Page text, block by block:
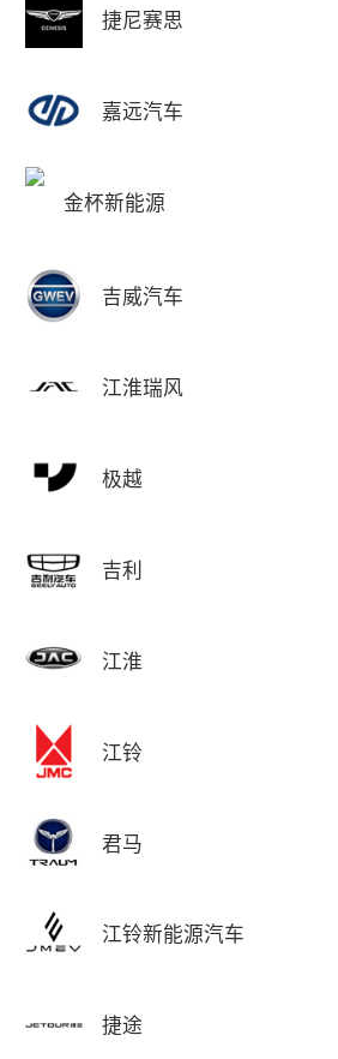
捷尼赛思
嘉远汽车
金杯新能源
吉威汽车
江淮瑞风
极越
吉利
江淮
江铃
君马
江铃新能源汽车
捷途